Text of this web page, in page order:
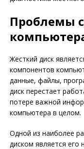
Проблемы
Жесткий диск
компонентов
данные, файлы,
диск перестает
потере важной
компьютера в целом.
Одной из наиболее
диском является